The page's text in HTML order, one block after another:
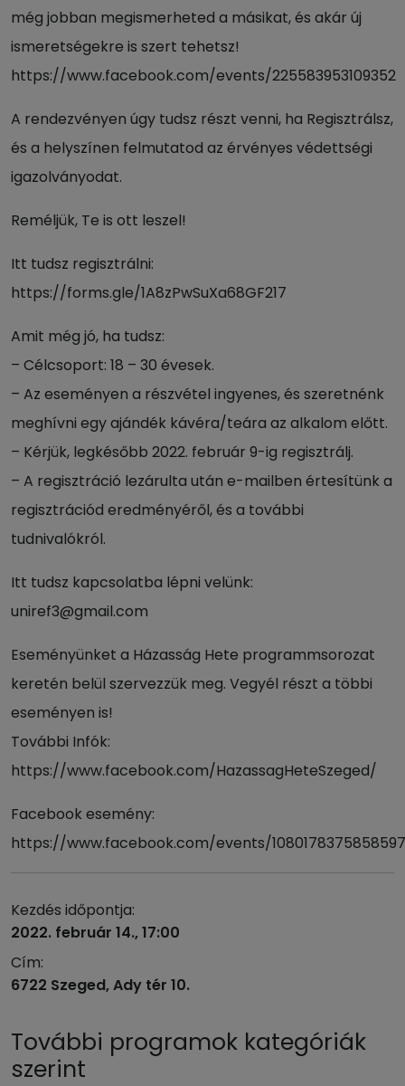
még jobban megismerheted a másikat, és akár új
ismeretségekre is szert tehetsz!
https://www.facebook.com/events/225583953109352
A rendezvényen úgy tudsz részt venni, ha Regisztrálsz,
és a helyszínen felmutatod az érvényes védettségi
igazolványodat.
Reméljük, Te is ott leszel!
Itt tudsz regisztrálni:
https://forms.gle/1A8zPwSuXa68GF217
Amit még jó, ha tudsz:
– Célcsoport: 18 – 30 évesek.
– Az eseményen a részvétel ingyenes, és szeretnénk
meghívni egy ajándék kávéra/teára az alkalom előtt.
– Kérjük, legkésőbb 2022. február 9-ig regisztrálj.
– A regisztráció lezárulta után e-mailben értesítünk a
regisztrációd eredményéről, és a további
tudnivalókról.
Itt tudsz kapcsolatba lépni velünk:
uniref3@gmail.com
Eseményünket a Házasság Hete programmsorozat
keretén belül szervezzük meg. Vegyél részt a többi
eseményen is!
További Infók:
https://www.facebook.com/HazassagHeteSzeged/
Facebook esemény:
https://www.facebook.com/events/1080178375858597
Kezdés időpontja:
2022. február 14., 17:00
Cím:
6722 Szeged, Ady tér 10.
További programok kategóriák
szerint